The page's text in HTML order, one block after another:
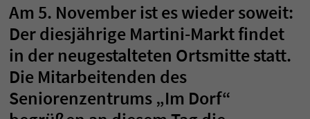
Am 5. November ist es wieder soweit:
Der diesjährige Martini-Markt findet
in der neugestalteten Ortsmitte statt.
Die Mitarbeitenden des
Seniorenzentrums „Im Dorf“